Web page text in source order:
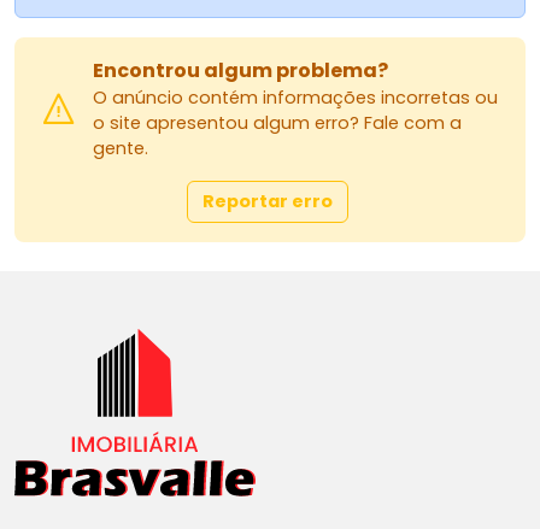
Encontrou algum problema?
O anúncio contém informações incorretas ou
o site apresentou algum erro? Fale com a
gente.
Reportar erro